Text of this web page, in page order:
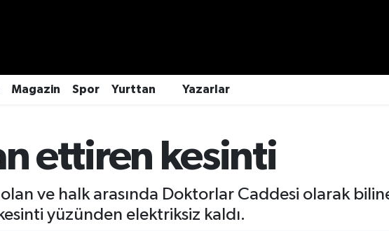
Magazin Spor Yurttan Yazarlar
ettiren kesinti
ve halk arasında Doktorlar Caddesi olarak
yüzünden elektriksiz kaldı.